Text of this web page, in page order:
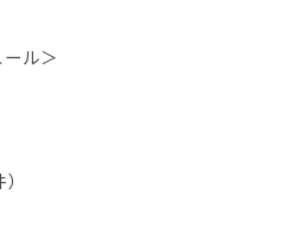
ル＞